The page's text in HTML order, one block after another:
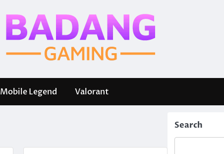
Mobile Legend Valorant
Search